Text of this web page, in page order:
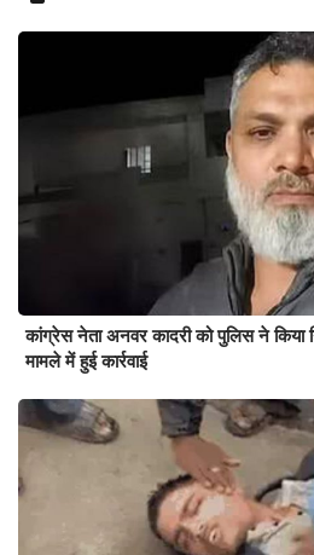
कांग्रेस नेता अनवर कादरी को पुलिस ने किया
मामले में हुई कार्रवाई